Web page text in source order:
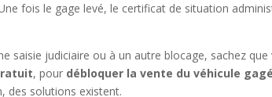
fois le gage levé, le certificat de situation
saisie judiciaire ou à un autre blocage, sachez
, pour débloquer la vente du véhicule
des solutions existent.